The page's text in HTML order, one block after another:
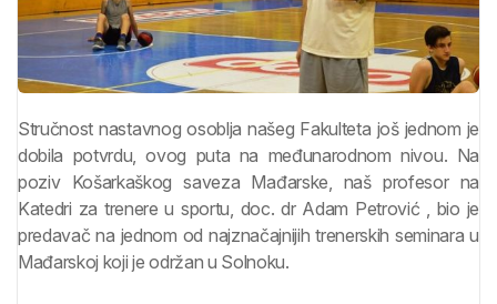
Stručnost nastavnog osoblja našeg Fakulteta još jednom je
dobila potvrdu, ovog puta na međunarodnom nivou. Na
poziv Košarkaškog saveza Mađarske, naš profesor na
Katedri za trenere u sportu, doc. dr Adam Petrović , bio je
predavač na jednom od najznačajnijih trenerskih seminara u
Mađarskoj koji je održan u Solnoku.